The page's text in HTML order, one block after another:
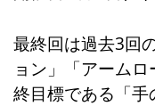
最終回は過去3回
ョン」「アーム
終目標である「